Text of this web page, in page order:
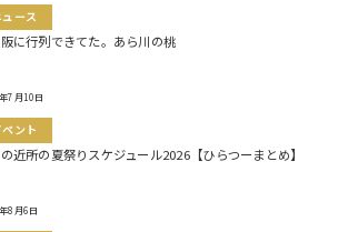
ュース
に行列できてた。あら川の桃
7月10日
ベント
近所の夏祭りスケジュール2026【ひらつーまとめ】
8月6日